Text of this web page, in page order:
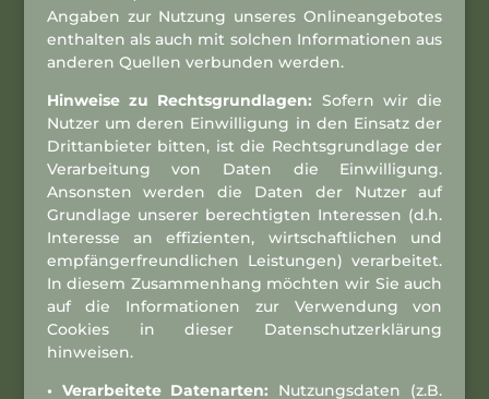
Angaben zur Nutzung unseres Onlineangebotes
enthalten als auch mit solchen Informationen aus
anderen Quellen verbunden werden.
Hinweise zu Rechtsgrundlagen: Sofern wir die
Nutzer um deren Einwilligung in den Einsatz der
Drittanbieter bitten, ist die Rechtsgrundlage der
Verarbeitung von Daten die Einwilligung.
Ansonsten werden die Daten der Nutzer auf
Grundlage unserer berechtigten Interessen (d.h.
Interesse an effizienten, wirtschaftlichen und
empfängerfreundlichen Leistungen) verarbeitet.
In diesem Zusammenhang möchten wir Sie auch
auf die Informationen zur Verwendung von
Cookies in dieser Datenschutzerklärung
hinweisen.
• Verarbeitete Datenarten:
Nutzungsdaten (z.B.